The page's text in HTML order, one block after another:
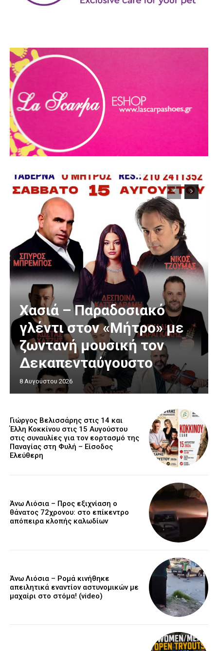
Χασιά – Παραδοσιακό
γλέντι στον «Μήτρο» με
ζωντανή μουσική τον
Δεκαπενταύγουστο
8 Αυγούστου 2026
Γιώργος Βελισσάρης στις 14 και
Έλλη Κοκκίνου στις 15 Αυγούστου
στις συναυλίες για τον εορτασμό της
Παναγίας στη Φυλή – Είσοδος
Ελεύθερη
Άνω Λιόσια – Προς εξιχνίαση ο
θάνατος 72χρονου: στο επίκεντρο
απόπειρα κλοπής καλωδίων
Άνω Λιόσια – Ρομά κινήθηκε
απειλητικά εναντίον αστυνομικών με
μαχαίρι στο στόμα! (video)